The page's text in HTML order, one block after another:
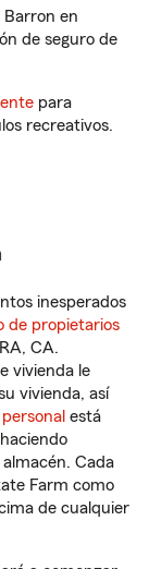
en
de seguro de
para
recreativos.
inesperados
de propietarios
CA.
vivienda le
vivienda, así
está
Cada
Farm como
de cualquier